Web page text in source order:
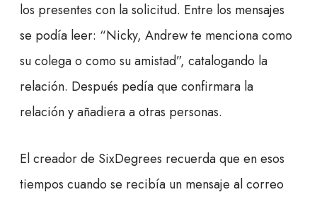
los presentes con la solicitud. Entre los mensajes
se podía leer: “Nicky, Andrew te menciona como
su colega o como su amistad”, catalogando la
relación. Después pedía que confirmara la
relación y añadiera a otras personas.
El creador de SixDegrees recuerda que en esos
tiempos cuando se recibía un mensaje al correo